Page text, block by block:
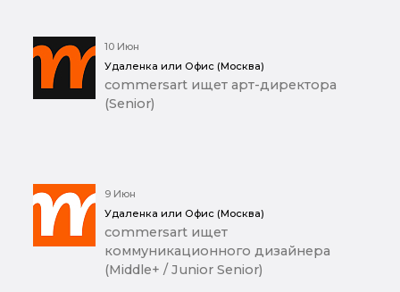
10 Июн
Удаленка или Офис (Москва)
commersart ищет арт-директора
(Senior)
9 Июн
Удаленка или Офис (Москва)
commersart ищет
коммуникационного дизайнера
(Middle+ / Junior Senior)